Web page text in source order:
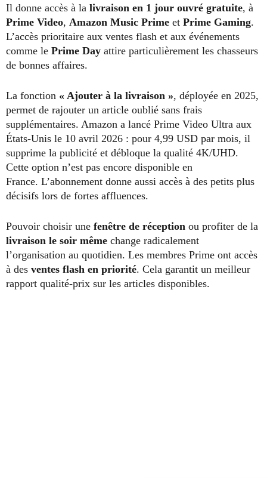
Il donne accès à la livraison en 1 jour ouvré gratuite, à
Prime Video, Amazon Music Prime et Prime Gaming.
L’accès prioritaire aux ventes flash et aux événements
comme le Prime Day attire particulièrement les chasseurs
de bonnes affaires.
La fonction « Ajouter à la livraison », déployée en 2025,
permet de rajouter un article oublié sans frais
supplémentaires. Amazon a lancé Prime Video Ultra aux
États-Unis le 10 avril 2026 : pour 4,99 USD par mois, il
supprime la publicité et débloque la qualité 4K/UHD.
Cette option n’est pas encore disponible en
France. L’abonnement donne aussi accès à des petits plus
décisifs lors de fortes affluences.
Pouvoir choisir une fenêtre de réception ou profiter de la
livraison le soir même change radicalement
l’organisation au quotidien. Les membres Prime ont accès
à des ventes flash en priorité. Cela garantit un meilleur
rapport qualité-prix sur les articles disponibles.